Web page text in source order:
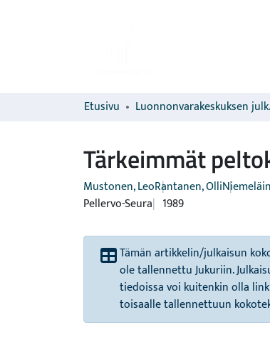
Etusivu
Tärkeimmät
Mustonen, LeoRantanen, Olli
Pellervo-Seura 1989
Tämän artikkelin/julkaisun
ole tallennettu Jukuriin.
tiedoissa voi kuitenkin olla
toisaalle tallennettuun